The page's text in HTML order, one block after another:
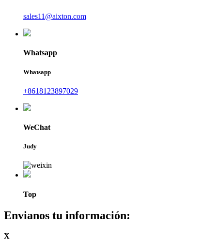
sales11@aixton.com
Whatsapp
Whatsapp
+8618123897029
WeChat
Judy
Top
Envianos tu información:
X